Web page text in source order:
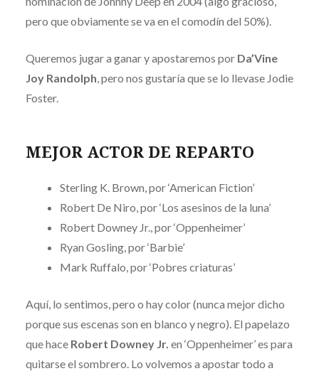
pero que obviamente se va en el comodín del 50%).
Queremos jugar a ganar y apostaremos por Da’Vine
Joy Randolph, pero nos gustaría que se lo llevase Jodie
Foster.
MEJOR ACTOR DE REPARTO
Sterling K. Brown, por ‘American Fiction’
Robert De Niro, por ‘Los asesinos de la luna’
Robert Downey Jr., por ‘Oppenheimer’
Ryan Gosling, por ‘Barbie’
Mark Ruffalo, por ‘Pobres criaturas’
Aquí, lo sentimos, pero o hay color (nunca mejor dicho
porque sus escenas son en blanco y negro). El papelazo
que hace Robert Downey Jr. en ‘Oppenheimer’ es para
quitarse el sombrero. Lo volvemos a apostar todo a